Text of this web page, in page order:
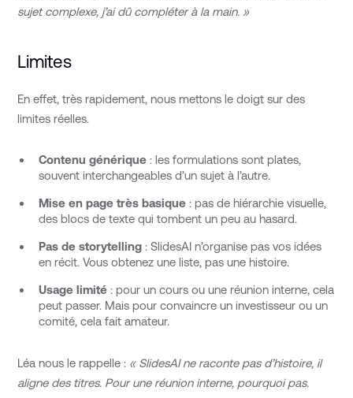
sujet complexe, j’ai dû compléter à la main. »
Limites
En effet, très rapidement, nous mettons le doigt sur des
limites réelles.
Contenu générique: les formulations sont plates,
souvent interchangeables d’un sujet à l’autre.
Mise en page très basique: pas de hiérarchie visuelle,
des blocs de texte qui tombent un peu au hasard.
Pas de storytelling: SlidesAI n’organise pas vos idées
en récit. Vous obtenez une liste, pas une histoire.
Usage limité: pour un cours ou une réunion interne, cela
peut passer. Mais pour convaincre un investisseur ou un
comité, cela fait amateur.
Léa nous le rappelle : « SlidesAI ne raconte pas d’histoire, il
aligne des titres. Pour une réunion interne, pourquoi pas.